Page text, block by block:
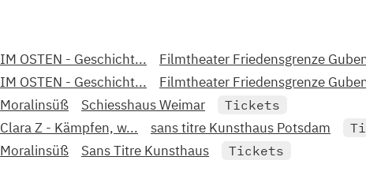
IM OSTEN - Geschicht... Filmtheater Friedensgrenze
IM OSTEN - Geschicht... Filmtheater Friedensgrenze
Moralinsüß Schiesshaus Weimar
Tickets
Clara Z - Kämpfen, w... sans titre Kunsthaus Potsdam
Moralinsüß Sans Titre Kunsthaus Tickets